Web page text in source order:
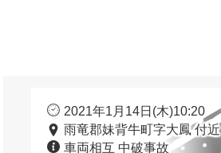
2021年1月14日(木)10:20
雨竜郡妹背牛町字大鳳 付近
車両相互 中破事故